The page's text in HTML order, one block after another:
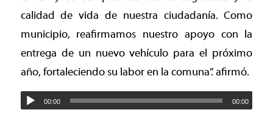
calidad de vida de nuestra ciudadanía. Como
municipio, reafirmamos nuestro apoyo con la
entrega de un nuevo vehículo para el próximo
año, fortaleciendo su labor en la comuna”. afirmó.
00:00 00:00